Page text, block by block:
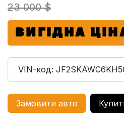
23 000 $
ВИГІДНА
VIN-код:
Замовити авто